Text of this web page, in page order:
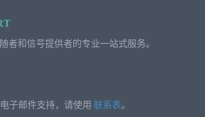
者和信号提供者的专业一站式服务。
子邮件支持，请使用 联系表。